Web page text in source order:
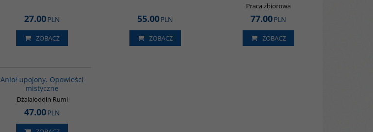
27.00PLN
ZOBACZ
55.00PLN
ZOBACZ
Praca zbiorowa
77.00PLN
ZOBACZ
Anioł upojony. Opowieści
mistyczne
Dżalaloddin Rumi
47.00PLN